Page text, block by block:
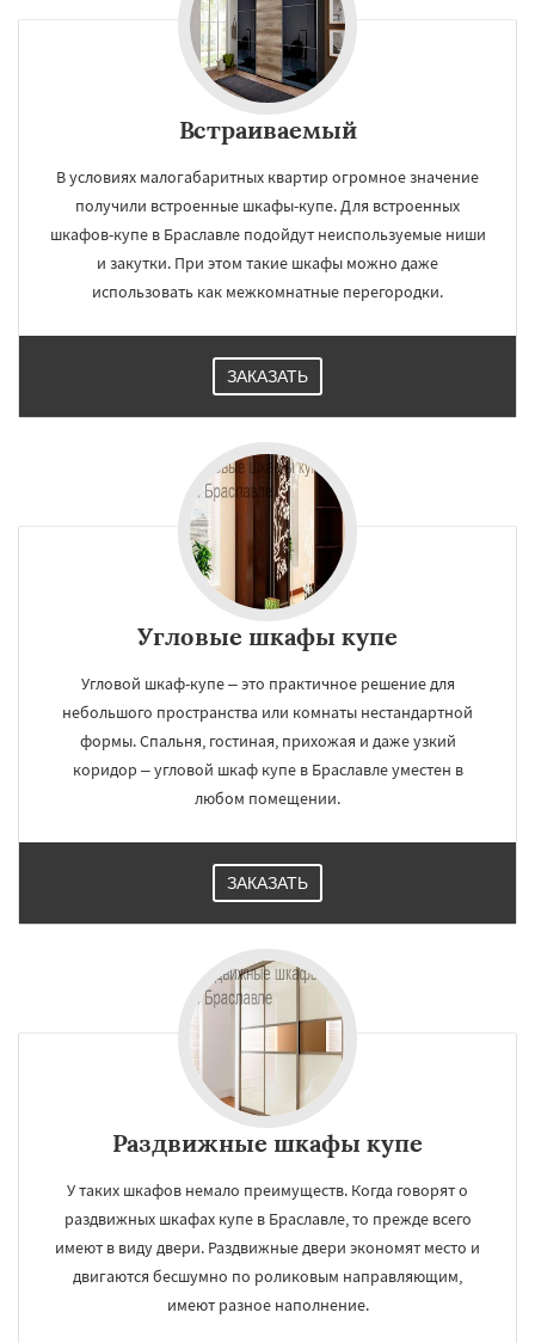
Встраиваемый
В условиях малогабаритных квартир огромное значение
получили встроенные шкафы-купе. Для встроенных
шкафов-купе в Браславле подойдут неиспользуемые ниши
и закутки. При этом такие шкафы можно даже
использовать как межкомнатные перегородки.
ЗАКАЗАТЬ
Угловые шкафы купе
Угловой шкаф-купе – это практичное решение для
небольшого пространства или комнаты нестандартной
формы. Спальня, гостиная, прихожая и даже узкий
коридор – угловой шкаф купе в Браславле уместен в
любом помещении.
ЗАКАЗАТЬ
Раздвижные шкафы купе
У таких шкафов немало преимуществ. Когда говорят о
раздвижных шкафах купе в Браславле, то прежде всего
имеют в виду двери. Раздвижные двери экономят место и
двигаются бесшумно по роликовым направляющим,
имеют разное наполнение.